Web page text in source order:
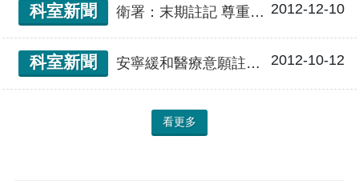
科室新聞 衛署：末期註記 尊重病人選擇 2012-12-10
科室新聞 安寧緩和醫療意願註記健保卡 逾 13 萬人註記 2012-10-12
看更多